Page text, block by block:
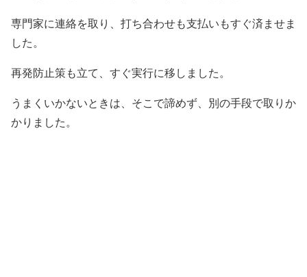
専門家に連絡を取り、打ち合わせも支払いもすぐ済ませま
した。
再発防止策も立て、すぐ実行に移しました。
うまくいかないときは、そこで諦めず、別の手段で取りか
かりました。